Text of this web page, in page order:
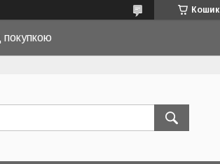
Кошик
покупкою